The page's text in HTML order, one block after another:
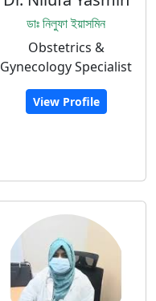
ডাঃ নিলুফা ইয়াসমিন
Obstetrics &
Gynecology Specialist
View Profile